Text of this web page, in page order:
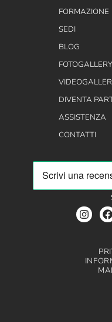
FORMAZIONE
SEDI
BLOG
FOTOGALLERY
DIVENTA
ASSISTENZA
CONTATTI